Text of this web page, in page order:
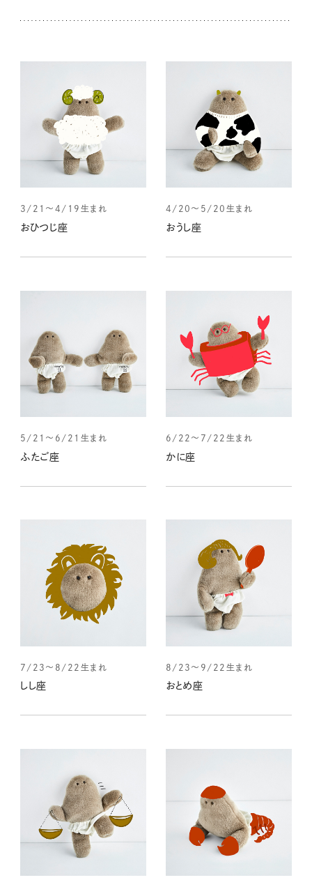
3/21～4/19生まれ
おひつじ座
4/20～5/20生まれ
おうし座
5/21～6/21生まれ
ふたご座
6/22～7/22生まれ
かに座
7/23～8/22生まれ
しし座
8/23～9/22生まれ
おとめ座